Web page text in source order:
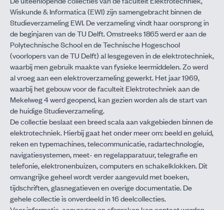
Wiskunde & Informatica (EWI) zijn samengebracht binnen de
Studieverzameling EWI. De verzameling vindt haar oorsprong in
de beginjaren van de TU Delft. Omstreeks 1865 werd er aan de
Polytechnische School en de Technische Hogeschool
(voorlopers van de TU Delft) al lesgegeven in de elektrotechniek,
waarbij men gebruik maakte van fysieke leer­middelen. Zo werd
al vroeg aan een elektroverzameling gewerkt. Het jaar 1969,
waarbij het gebouw voor de faculteit Elektrotechniek aan de
Mekelweg 4 werd geopend, kan gezien worden als de start van
de huidige Studieverzameling.
De collectie beslaat een breed scala aan vakgebieden binnen de
elektrotechniek. Hierbij gaat het onder meer om: beeld en geluid,
reken­ en typemachines, telecommunicatie, radartechnologie,
navigatiesystemen, meet-­ en regelapparatuur, telegrafie en
telefonie, elektronenbuizen, computers en schakelklokken. Dit
omvangrijke geheel wordt verder aangevuld met boeken,
tijdschriften, glasnegatieven en overige documentatie. De
gehele collectie is onverdeeld in 16 deelcollecties.